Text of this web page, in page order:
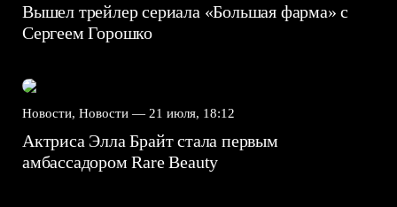
Вышел трейлер сериала «Большая фарма» с
Сергеем Горошко
Новости, Новости — 21 июля, 18:12
Актриса Элла Брайт стала первым
амбассадором Rare Beauty